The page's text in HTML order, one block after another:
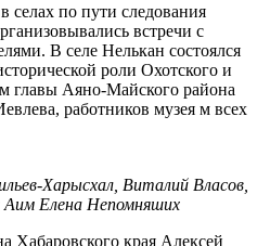
селах по пути следования
встречи с
В селе Нелькан состоялся
роли Охотского и
главы Аяно-Майского района
работников музея м всех
Харысхал, Виталий Власов,
Аим Елена Непомняших
Хабаровского края Алексей